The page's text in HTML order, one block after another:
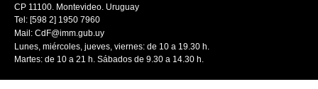
CP 11100. Montevideo. Uruguay
Tel: [598 2] 1950 7960
Mail: CdF@imm.gub.uy
Lunes, miércoles, jueves, viernes: de 10 a 19.30 h.
Martes: de 10 a 21 h. Sábados de 9.30 a 14.30 h.